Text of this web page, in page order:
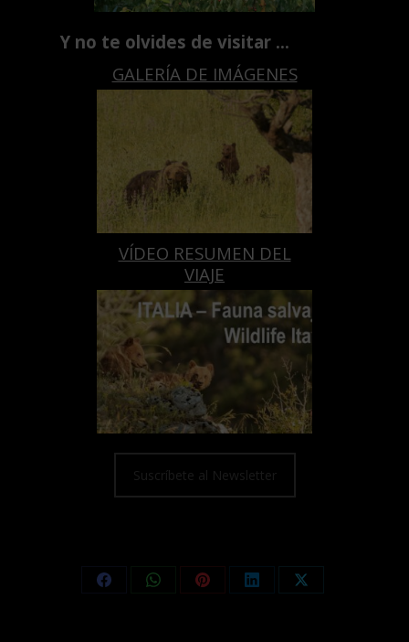
Y no te olvides de visitar …
GALERÍA DE IMÁGENES
VÍDEO RESUMEN DEL
VIAJE
Suscríbete al Newsletter
Share
Share
Share
Share
Share